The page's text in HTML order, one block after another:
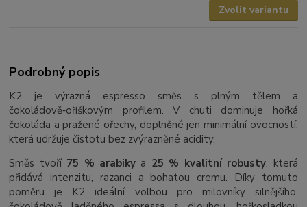
Zvolit variantu
Podrobný popis
K2 je výrazná espresso směs s plným tělem a
čokoládově‑oříškovým profilem. V chuti dominuje hořká
čokoláda a pražené ořechy, doplněné jen minimální ovocností,
která udržuje čistotu bez zvýrazněné acidity.
Směs tvoří 75 % arabiky a 25 % kvalitní robusty, která
přidává intenzitu, razanci a bohatou cremu. Díky tomuto
poměru je K2 ideální volbou pro milovníky silnějšího,